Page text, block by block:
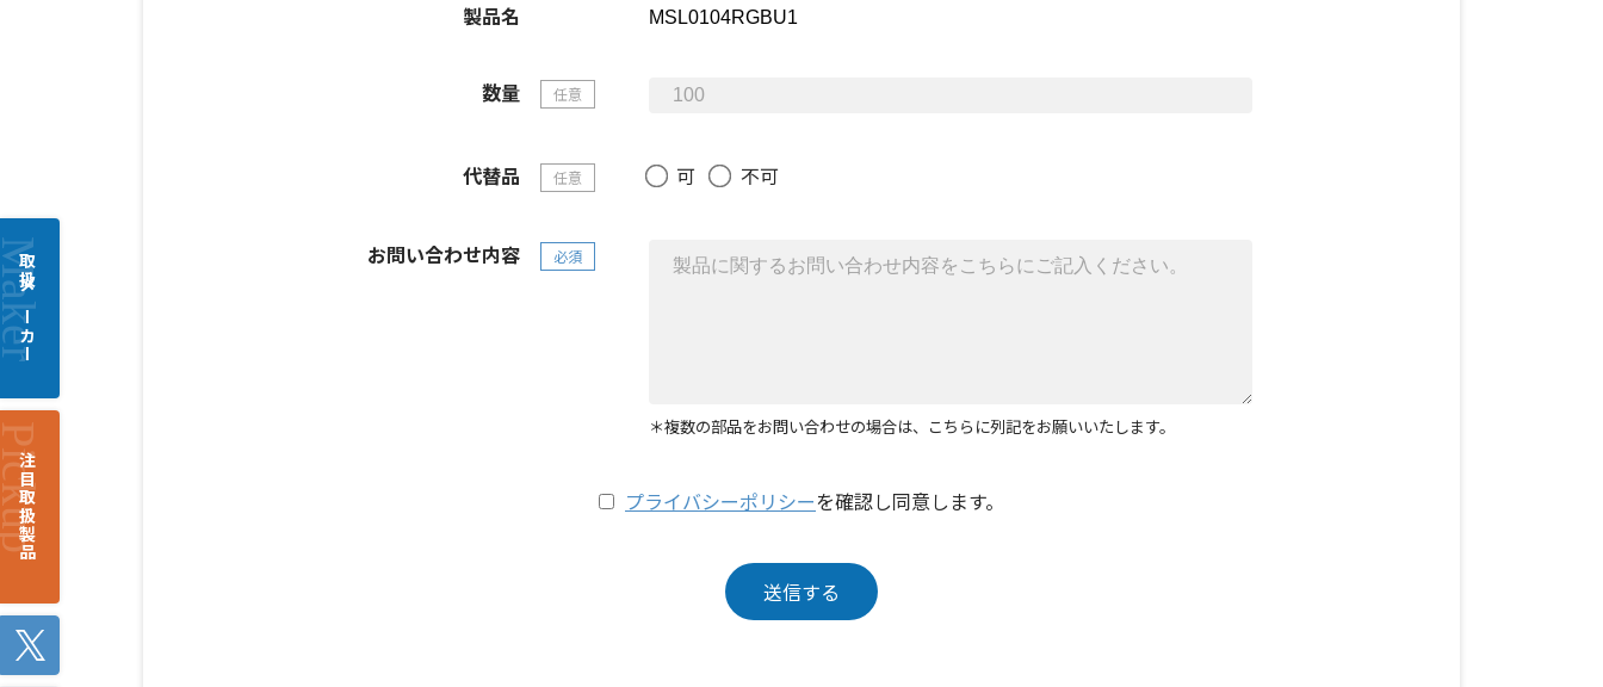
製品名
数量 任意
代替品 任意 可 不可
お問い合わせ内容 必須
＊複数の部品をお問い合わせの場合は、こちらに列記をお願いいたします。
プライバシーポリシーを確認し同意します。
取扱メーカー
注目取扱製品